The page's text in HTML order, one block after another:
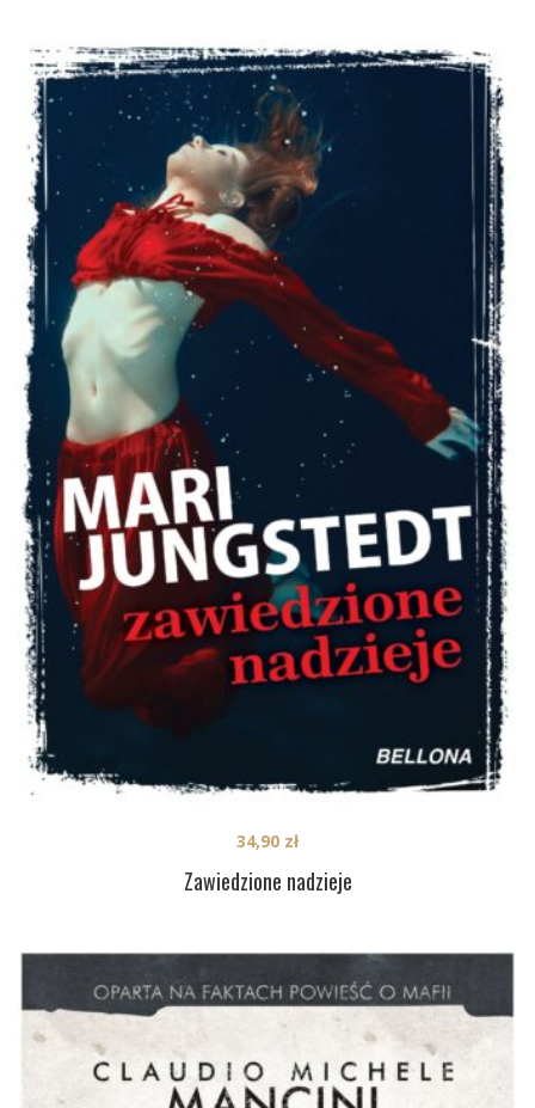
Zawiedzione nadzieje
34,90 zł